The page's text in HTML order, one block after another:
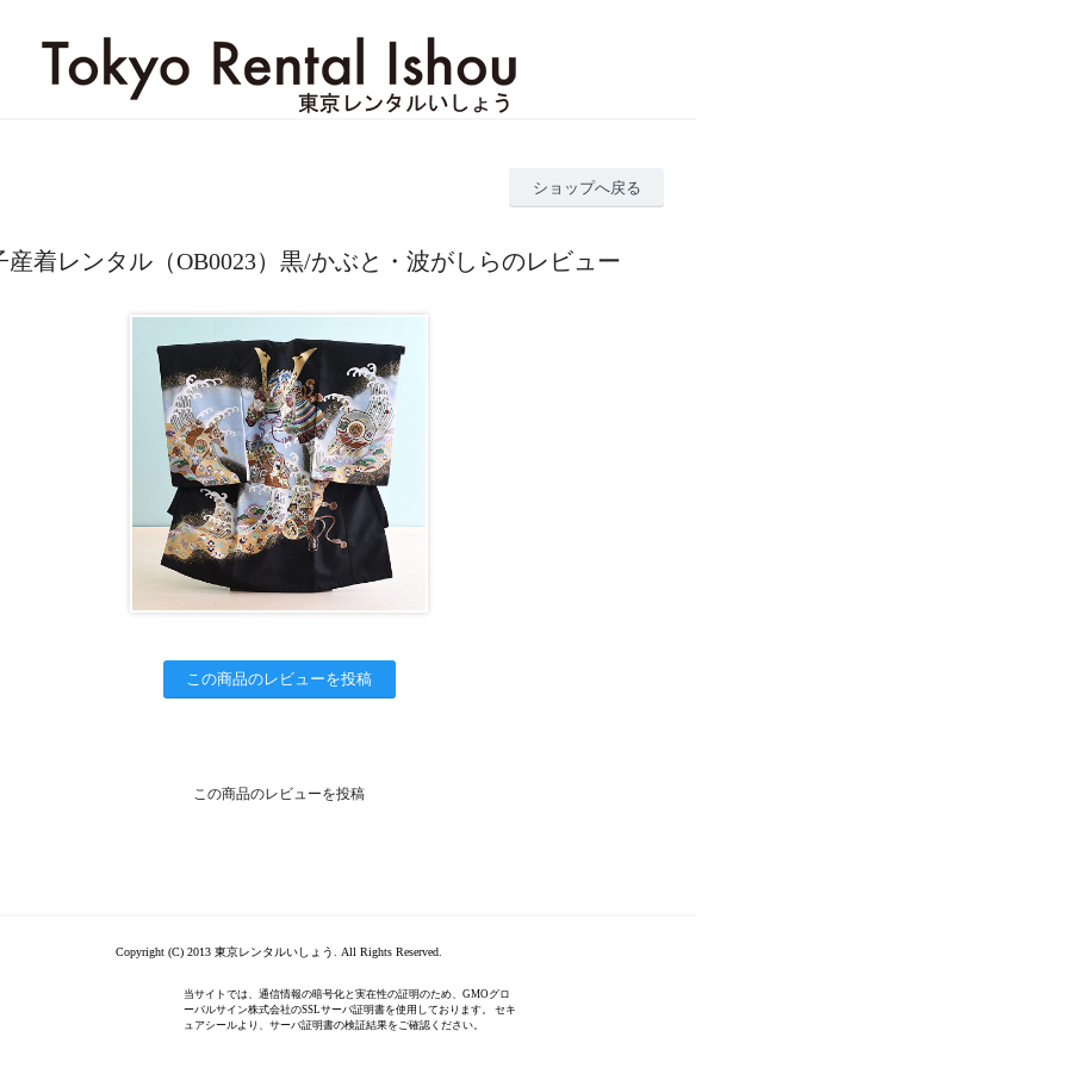
ショップへ戻る
産着レンタル（OB0023）黒/かぶと・波がしらのレビュー
この商品のレビューを投稿
この商品のレビューを投稿
Copyright (C) 2013 東京レンタルいしょう. All Rights Reserved.
当サイトでは、通信情報の暗号化と実在性の証明のため、GMOグロ
ーバルサイン株式会社のSSLサーバ証明書を使用しております。 セキ
ュアシールより、サーバ証明書の検証結果をご確認ください。